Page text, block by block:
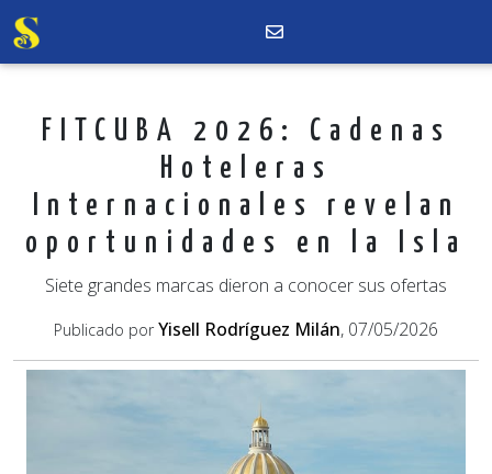
FITCUBA 2026: Cadenas
Hoteleras
Internacionales revelan
oportunidades en la Isla
Siete grandes marcas dieron a conocer sus ofertas
Publicado por Yisell Rodríguez Milán, 07/05/2026